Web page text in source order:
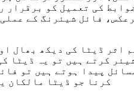
کی تعمیل کو
فائل شیئرنگ کے
اثر ڈیٹا کی دیکھ بھال
کرتے ہیں تو یہ ڈیٹا
پیدا ہوتے ہیں تو
کرنا جو ڈیٹا مالکان